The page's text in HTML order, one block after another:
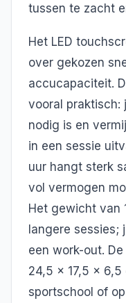
tussen te zacht
Het LED
over gekozen
accucapaciteit.
vooral praktisch:
nodig is en
in een sessie
uur hangt sterk
vol vermogen
Het gewicht van
langere sessies;
een work-out.
24,5 x 17,5 x
sportschool of